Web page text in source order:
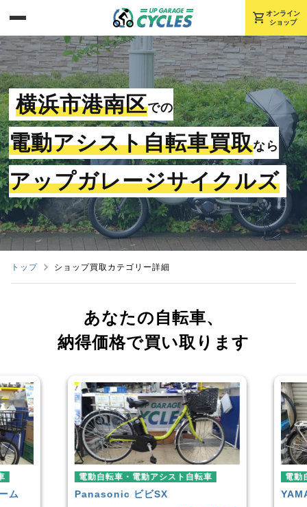
shopping_cart オンライン
ショップ
横浜市港南区での
電動アシスト自転車買取なら
アップガレージサイクルズ
トップ ショップ買取カテゴリー詳細
あなたの自転車、
納得価格で買い取ります
電動自転車・電動アシスト自転車
PanasonicビビSX
電動自転
YAMAHA